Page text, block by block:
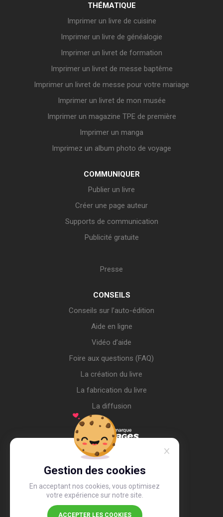
Gestion des cookies
En acceptant nos cookies, vous optimisez
votre expérience sur notre site.
ACCEPTER LES COOKIES
THÉMATIQUE
Imprimer un livre de cuisine
Imprimer un livre de généalogie
Imprimer un livret de formation
Imprimer un livret de messe baptême
Imprimer un livret de messe pour votre mariage
Imprimer un livret de mon musée
Imprimer un magazine TPE de première
Imprimer un manga
Imprimez un album photo de voyage
COMMUNIQUER
Publier un livre
Créer une page auteur
Supports de communication
Publicité gratuite
Presse
CONSEILS
Conseils sur l’auto-édition
Aide en ligne
Vidéo d’aide
Foire aux questions (FAQ)
La création du livre
La fabrication du livre
La diffusion